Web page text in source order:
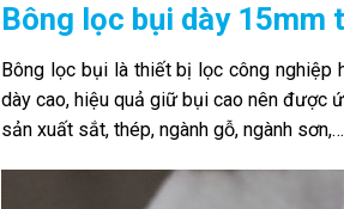
Bông lọc bụi dày 15mm
Bông lọc bụi là thiết bị lọc công
dày cao, hiệu quả giữ bụi cao nên được
sản xuất sắt, thép, ngành gỗ, ngành